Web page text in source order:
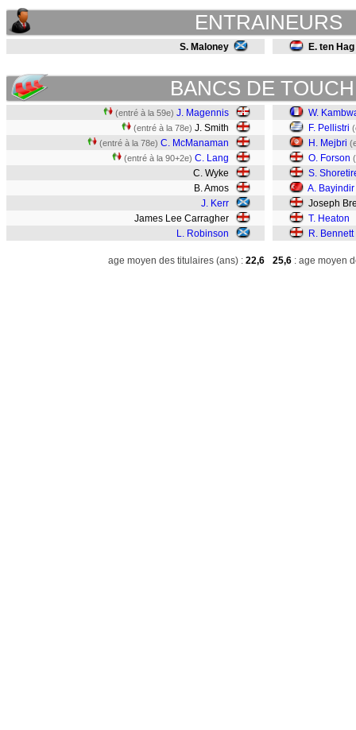
ENTRAINEURS
S. Maloney E. ten Hag
BANCS DE
(entré à la 59e) J. Magennis
(entré à la 78e) J. Smith
(entré à la 78e) C. McManaman
(entré à la 90+2e) C. Lang
C. Wyke
B. Amos
J. Kerr
James Lee Carragher
L. Robinson
W.
F. Pellistri
H. Mejbri
O. Forson
S.
A. Bayindir
Joseph
T. Heaton
R. Bennett
age moyen des titulaires (ans) : 22,6 25,6 : age moyen